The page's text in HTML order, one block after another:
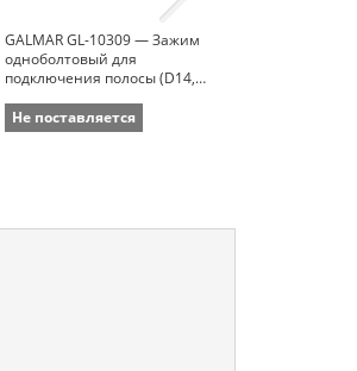
GALMAR GL-10309 — Зажим
одноболтовый для
подключения полосы (D14,
Не поставляется